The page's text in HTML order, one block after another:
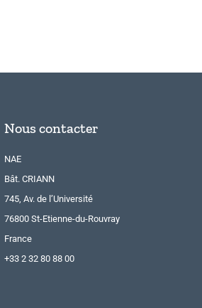
Nous contacter
NAE
Bât. CRIANN
745, Av. de l’Université
76800 St-Etienne-du-Rouvray
France
+33 2 32 80 88 00